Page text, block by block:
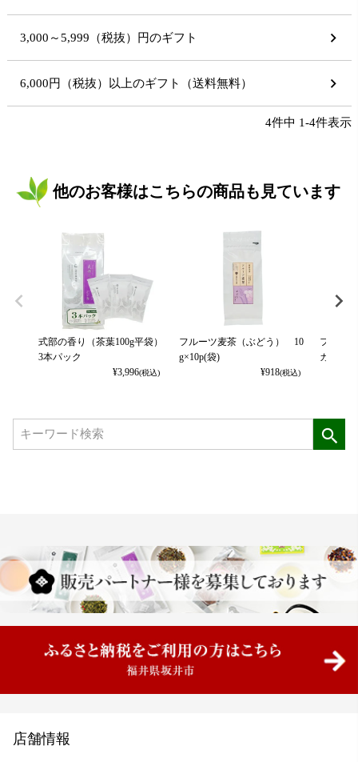
3,000～5,999（税抜）円のギフト
6,000円（税抜）以上のギフト（送料無料）
4件中 1-4件表示
他のお客様はこちらの商品も見ています
式部の香り（茶葉100g平袋）
3本パック
¥3,996(税込)
フルーツ麦茶（ぶどう） 10
g×10p(袋)
¥918(税込)
フルー
カット
店舗情報